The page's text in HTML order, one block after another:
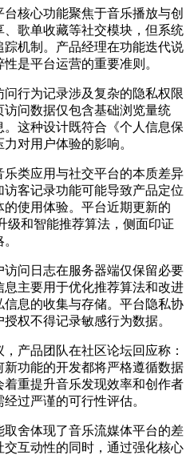
核心功能聚焦于音乐播放与创
歌单收藏等社交模块，但系统
机制。产品经理在功能迭代说
是平台运营的重要准则。
行为记录涉及复杂的隐私权限
问数据仅包含基础浏览量统
这种设计既符合《个人信息保
对用户体验的影响。
类应用与社交平台的本质差异
客记录功能可能导致产品定位
使用体验。平台近期更新的
级和智能推荐算法，侧面印证
问日志在服务器端仅保留必要
主要用于优化推荐算法和改进
息的收集与存储。平台隐私协
权不得记录敏感行为数据。
产品团队在社区论坛回应称：
功能的开发都将严格遵循数据
重提升音乐发现效率和创作者
过严谨的可行性评估。
舍体现了音乐流媒体平台的差
互动性的同时，通过强化核心